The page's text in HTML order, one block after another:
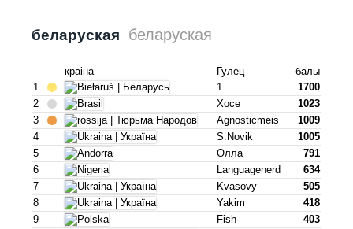
беларуская беларуская
краіна Гулец
балы
1
1
1700
2
Хосе
1023
3
Agnosticmeis
1009
4
S.novik
1005
5
Олла
791
6
Languagenerd
634
7
Kvasovy
505
8
Yakim
418
9
Fish
403